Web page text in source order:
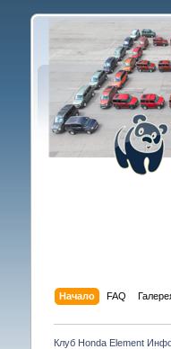
Начало FAQ
Клуб Honda Element